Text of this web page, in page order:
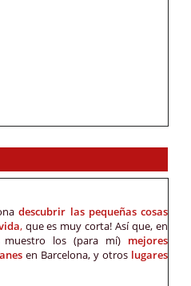
descubrir las pequeñas cosas
,que es muy corta! Así que, en
los (para mí) mejores
en Barcelona, y otros lugares